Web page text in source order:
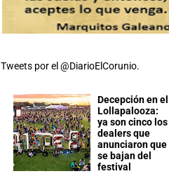
Tweets por el @DiarioElCorunio.
Decepción en el
Lollapalooza:
ya son cinco los
dealers que
anunciaron que
se bajan del
festival